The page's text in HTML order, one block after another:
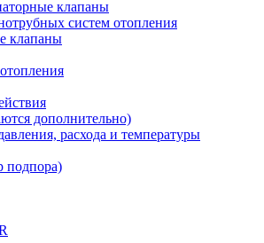
клапаны
систем отопления
клапаны
дополнительно)
расхода и температуры
подпора)